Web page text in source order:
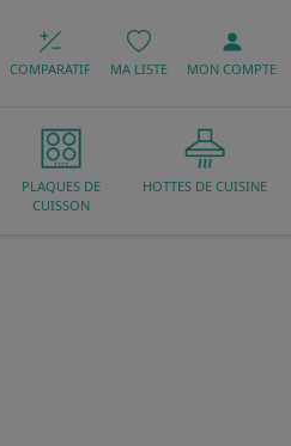
COMPARATIF MA LISTE MON COMPTE
PLAQUES DE
CUISSON
HOTTES DE CUISINE